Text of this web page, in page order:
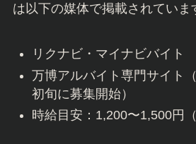
は以下の媒体で掲載されていま
リクナビ・マイナビバイト
万博アルバイト専門サイト
初旬に募集開始）
時給目安：1,200〜1,500円